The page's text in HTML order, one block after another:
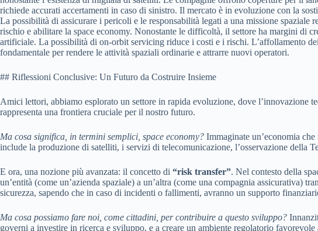
richiede accurati accertamenti in caso di sinistro. Il mercato è in evoluzione con la
La possibilità di assicurare i pericoli e le responsabilità legati a una missione
rischio e abilitare la space economy. Nonostante le difficoltà, il settore ha margini di
artificiale. La possibilità di on-orbit servicing riduce i costi e i rischi. L’affollamento
fondamentale per rendere le attività spaziali ordinarie e attrarre nuovi operatori.
## Riflessioni Conclusive: Un Futuro da Costruire Insieme
Amici lettori, abbiamo esplorato un settore in rapida evoluzione, dove l’innovazione
rappresenta una frontiera cruciale per il nostro futuro.
Ma cosa significa, in termini semplici, space economy? Immaginate un’economia
include la produzione di satelliti, i servizi di telecomunicazione, l’osservazione della
E ora, una nozione più avanzata: il concetto di “risk transfer”. Nel contesto della
un’entità (come un’azienda spaziale) a un’altra (come una compagnia assicurativa)
sicurezza, sapendo che in caso di incidenti o fallimenti, avranno un supporto
Ma cosa possiamo fare noi, come cittadini, per contribuire a questo sviluppo?
governi a investire in ricerca e sviluppo, e a creare un ambiente regolatorio